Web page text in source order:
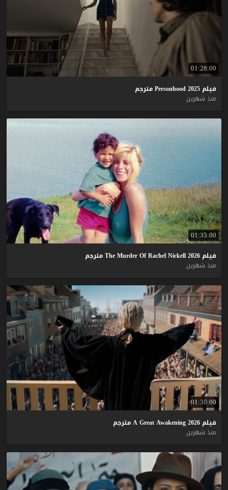
01:28:00
فيلم Personhood 2025
مترجم
منذ شهرين
01:35:00
فيلم The Murder Of Rachel Nickell 2026
مترجم
منذ شهرين
01:30:00
فيلم A Great Awakening 2026
مترجم
منذ شهرين